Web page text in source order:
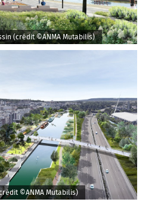
(crédit ©ANMA Mutabilis)
©ANMA Mutabilis)